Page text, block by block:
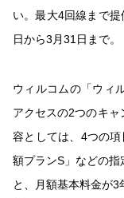
い。最大4回線まで
日から3月31日まで。
ウィルコムの「ウィ
アクセスの2つのキ
容としては、4つの
額プランS」などの
と、月額基本料金が